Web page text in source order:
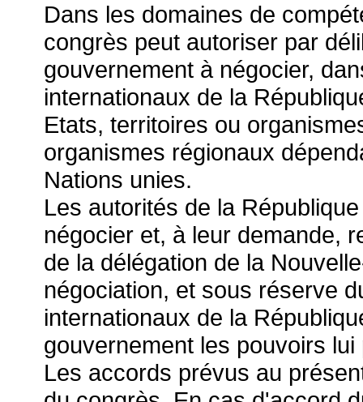
Dans les domaines de
congrès peut autoriser par
gouvernement à négocier,
internationaux de la
Etats, territoires ou
organismes régionaux
Nations unies.
Les autorités de la
négocier et, à leur demande,
de la délégation de la
négociation, et sous réserve
internationaux de la
gouvernement les pouvoirs
Les accords prévus au